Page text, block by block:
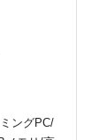
ングPC/